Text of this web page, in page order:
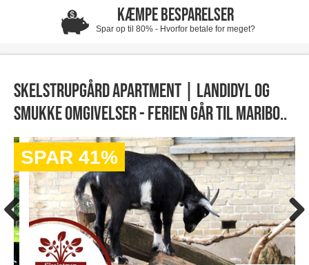
KÆMPE BESPARELSER
Spar op til 80% - Hvorfor betale for meget?
Skelstrupgård Apartment | Landidyl og
smukke omgivelser - Ferien går til Maribo..
SPAR 41%